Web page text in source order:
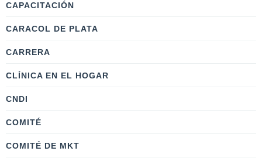
CAPACITACIÓN
CARACOL DE PLATA
CARRERA
CLÍNICA EN EL HOGAR
CNDI
COMITÉ
COMITÉ DE MKT